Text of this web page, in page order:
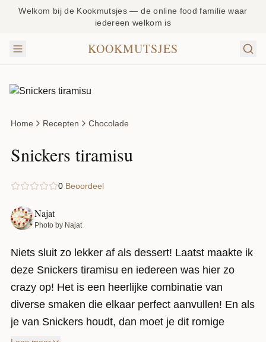
Welkom bij de Kookmutsjes — de online food familie waar
iedereen welkom is
KOOKMUTSJES
Home Recepten Chocolade
Snickers tiramisu
0 Beoordeel
Najat
Photo by Najat
Niets sluit zo lekker af als dessert! Laatst maakte ik
deze Snickers tiramisu en iedereen was hier zo
crazy op! Het is een heerlijke combinatie van
diverse smaken die elkaar perfect aanvullen! En als
je van Snickers houdt, dan moet je dit romige
dessert proberen! Dit no bake recept is deffff een